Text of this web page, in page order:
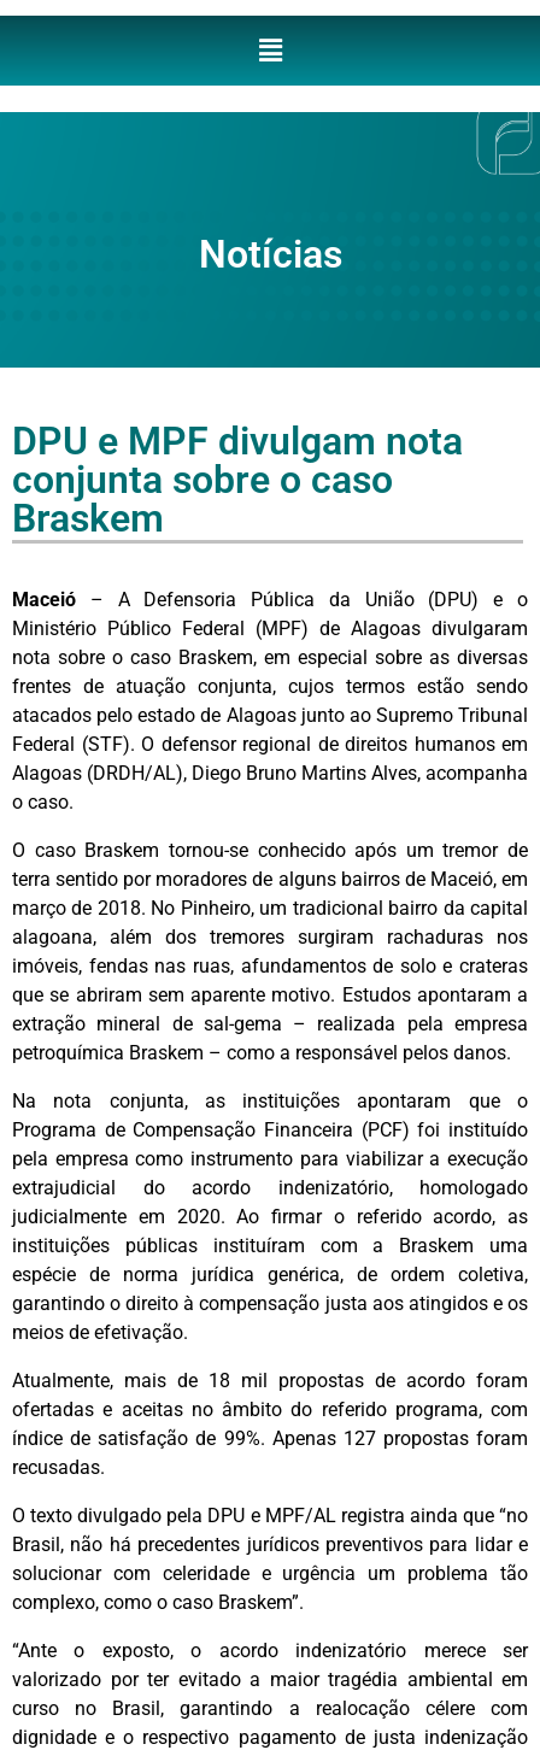
Notícias
DPU e MPF divulgam nota
conjunta sobre o caso
Braskem
Maceió – A Defensoria Pública da União (DPU) e o
Ministério Público Federal (MPF) de Alagoas divulgaram
nota sobre o caso Braskem, em especial sobre as diversas
frentes de atuação conjunta, cujos termos estão sendo
atacados pelo estado de Alagoas junto ao Supremo Tribunal
Federal (STF). O defensor regional de direitos humanos em
Alagoas (DRDH/AL), Diego Bruno Martins Alves, acompanha
o caso.
O caso Braskem tornou-se conhecido após um tremor de
terra sentido por moradores de alguns bairros de Maceió, em
março de 2018. No Pinheiro, um tradicional bairro da capital
alagoana, além dos tremores surgiram rachaduras nos
imóveis, fendas nas ruas, afundamentos de solo e crateras
que se abriram sem aparente motivo. Estudos apontaram a
extração mineral de sal-gema – realizada pela empresa
petroquímica Braskem – como a responsável pelos danos.
Na nota conjunta, as instituições apontaram que o
Programa de Compensação Financeira (PCF) foi instituído
pela empresa como instrumento para viabilizar a execução
extrajudicial do acordo indenizatório, homologado
judicialmente em 2020. Ao firmar o referido acordo, as
instituições públicas instituíram com a Braskem uma
espécie de norma jurídica genérica, de ordem coletiva,
garantindo o direito à compensação justa aos atingidos e os
meios de efetivação.
Atualmente, mais de 18 mil propostas de acordo foram
ofertadas e aceitas no âmbito do referido programa, com
índice de satisfação de 99%. Apenas 127 propostas foram
recusadas.
O texto divulgado pela DPU e MPF/AL registra ainda que “no
Brasil, não há precedentes jurídicos preventivos para lidar e
solucionar com celeridade e urgência um problema tão
complexo, como o caso Braskem”.
“Ante o exposto, o acordo indenizatório merece ser
valorizado por ter evitado a maior tragédia ambiental em
curso no Brasil, garantindo a realocação célere com
dignidade e o respectivo pagamento de justa indenização